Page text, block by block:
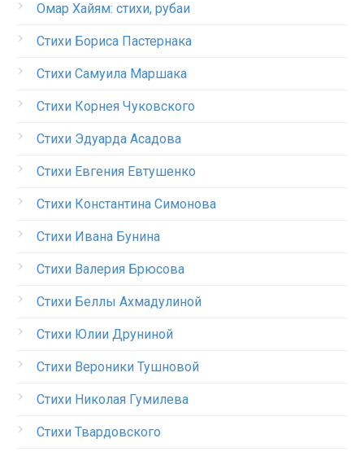
Омар Хайям: стихи, рубаи
Стихи Бориса Пастернака
Стихи Самуила Маршака
Стихи Корнея Чуковского
Стихи Эдуарда Асадова
Стихи Евгения Евтушенко
Стихи Константина Симонова
Стихи Ивана Бунина
Стихи Валерия Брюсова
Стихи Беллы Ахмадулиной
Стихи Юлии Друниной
Стихи Вероники Тушновой
Стихи Николая Гумилева
Стихи Твардовского